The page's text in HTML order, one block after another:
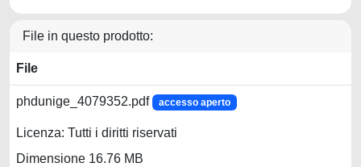
File in questo prodotto:
File
phdunige_4079352.pdf accesso aperto
Licenza: Tutti i diritti riservati
Dimensione 16.76 MB